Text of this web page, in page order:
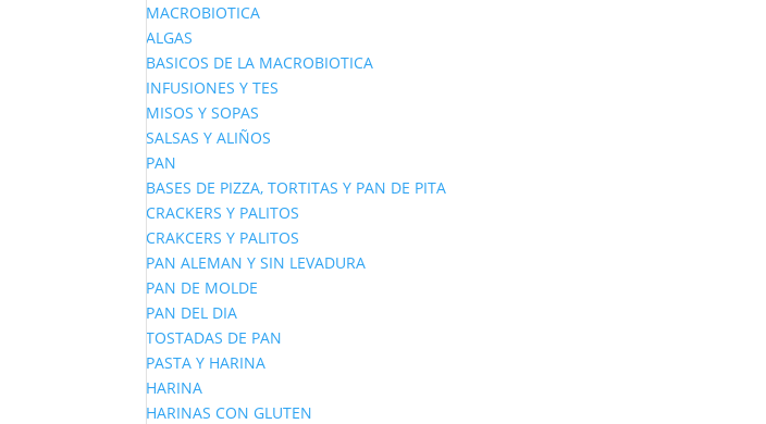
MACROBIOTICA
ALGAS
BASICOS DE LA MACROBIOTICA
INFUSIONES Y TES
MISOS Y SOPAS
SALSAS Y ALIÑOS
PAN
BASES DE PIZZA, TORTITAS Y PAN DE PITA
CRACKERS Y PALITOS
CRAKCERS Y PALITOS
PAN ALEMAN Y SIN LEVADURA
PAN DE MOLDE
PAN DEL DIA
TOSTADAS DE PAN
PASTA Y HARINA
HARINA
HARINAS CON GLUTEN